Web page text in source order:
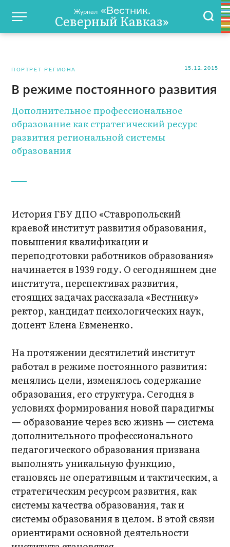
Журнал«Вестник.
Северный Кавказ»
ПОРТРЕТ РЕГИОНА 15.12.2015
В режиме постоянного развития
Дополнительное профессиональное
образование как стратегический ресурс
развития региональной системы
образования
История ГБУ ДПО «Ставропольский
краевой институт развития образования,
повышения квалификации и
переподготовки работников образования»
начинается в 1939 году. О сегодняшнем дне
института, перспективах развития,
стоящих задачах рассказала «Вестнику»
ректор, кандидат психологических наук,
доцент Елена Евмененко.
На протяжении десятилетий институт
работал в режиме постоянного развития:
менялись цели, изменялось содержание
образования, его структура. Сегодня в
условиях формирования новой парадигмы
— образование через всю жизнь — система
дополнительного профессионального
педагогического образования призвана
выполнять уникальную функцию,
становясь не оперативным и тактическим, а
стратегическим ресурсом развития, как
системы качества образования, так и
системы образования в целом. В этой связи
ориентирами основной деятельности